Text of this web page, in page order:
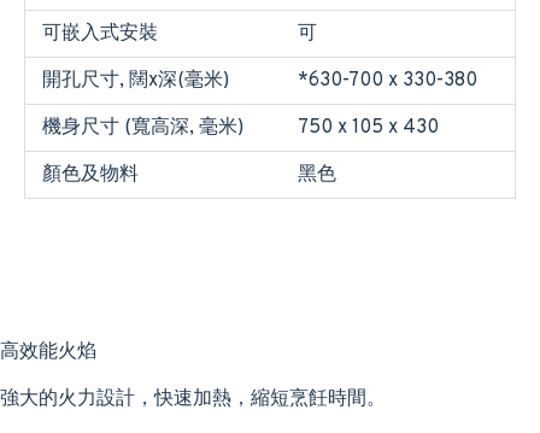
可嵌入式安裝
可
開孔尺寸, 闊x深(毫米)
*630-700 x 330-380
機身尺寸 (寬高深, 毫米)
750 x 105 x 430
顏色及物料
黑色
高效能火焰
強大的火力設計，快速加熱，縮短烹飪時間。